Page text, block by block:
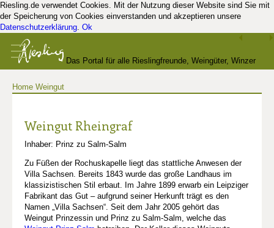
Riesling.de verwendet Cookies. Mit der Nutzung dieser Website sind Sie mit
der Speicherung von Cookies einverstanden und akzeptieren unsere
Datenschutzerklärung. Ok
Das Portal für alle Rieslingfreunde, Weingüter, Winzer
Home Weingut
Weingut Rheingraf
Inhaber: Prinz zu Salm-Salm
Zu Füßen der Rochuskapelle liegt das stattliche Anwesen der
Villa Sachsen. Bereits 1843 wurde das große Landhaus im
klassizistischen Stil erbaut. Im Jahre 1899 erwarb ein Leipziger
Fabrikant das Gut – aufgrund seiner Herkunft trägt es den
Namen „Villa Sachsen“. Seit dem Jahr 2005 gehört das
Weingut Prinzessin und Prinz zu Salm-Salm, welche das